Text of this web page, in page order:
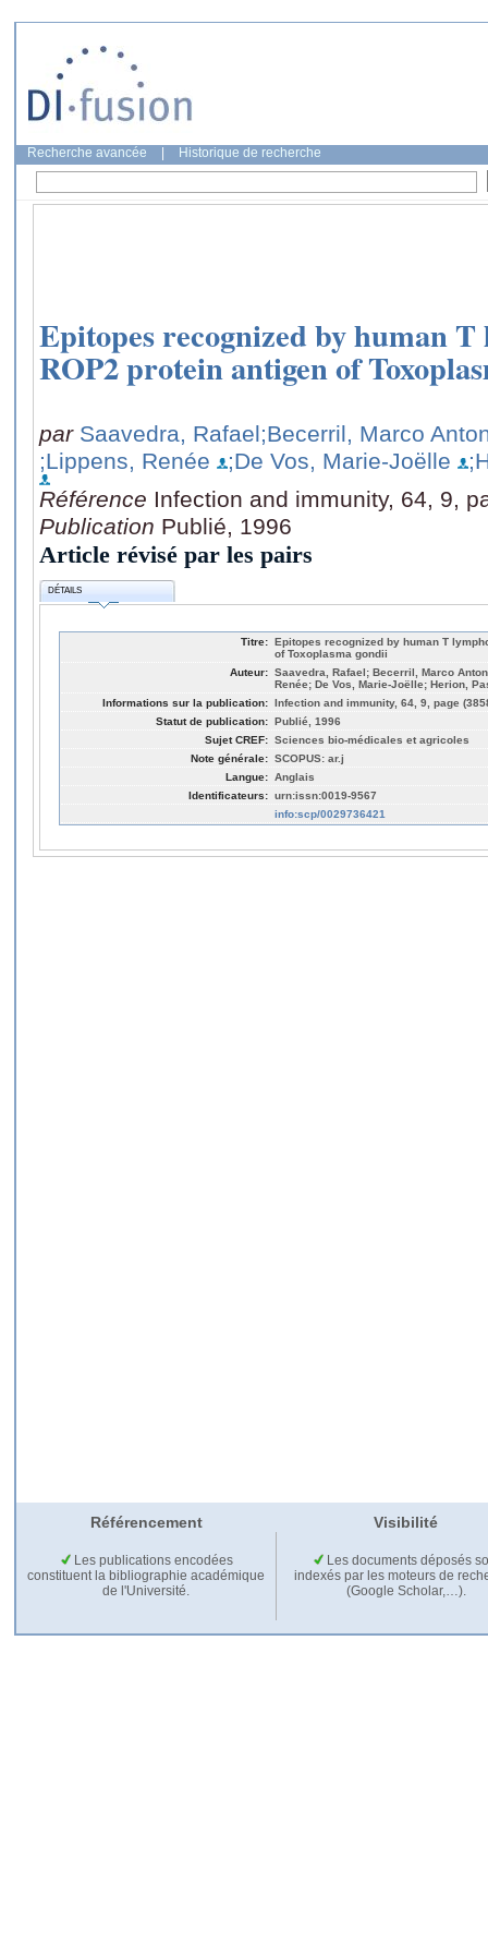
Recherche avancée Historique de recherche
Epitopes recognized by human
ROP2 protein antigen of
par Saavedra, Rafael;Becerril, Marco
;Lippens, Renée
;De Vos, Marie-Joëlle
Référence Infection and immunity, 64, 9,
Publication Publié, 1996
Article révisé par les pairs
DÉTAILS
Titre: Epitopes recognized by human T
of Toxoplasma gondii
Auteur: Saavedra, Rafael; Becerril, Marco
Renée; De Vos, Marie-Joëlle; Herion,
Informations sur la publication: Infection and immunity, 64, 9, page
Statut de publication: Publié, 1996
Sujet CREF: Sciences bio-médicales et agricoles
Note générale: SCOPUS: ar.j
Langue: Anglais
Identificateurs: urn:issn:0019-9567
info:scp/0029736421
Référencement Visibilité
Les publications encodées
constituent la bibliographie académique
de l'Université.
Les documents déposés
indexés par les moteurs de
(Google Scholar,…).